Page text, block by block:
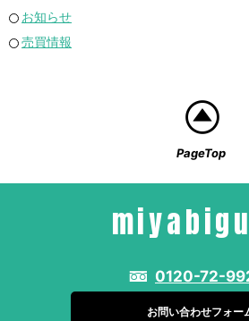
お知らせ
売買情報
PageTop
0120-72-
お問い合わせフォー